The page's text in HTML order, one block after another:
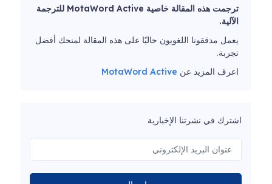
ترجمت هذه المقالة خاصية MotaWord Active للترجمة
الآلية.
يعمل مدققونا اللغويون حاليًا على هذه المقالة لمنحك أفضل
تجربة.
اعرف المزيد عن MotaWord Active
اشترك في نشرتنا الإخبارية